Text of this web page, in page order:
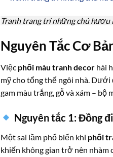
Tranh trang trí những chú hươu
Nguyên Tắc Cơ
Việc phối màu tranh decor hài
mỹ cho tổng thể ngôi nhà. Dưới
gam màu trắng, gỗ và xám –
Nguyên tắc 1: Đồng
Một sai lầm phổ biến khi phối
khiến không gian trở nên nhàm